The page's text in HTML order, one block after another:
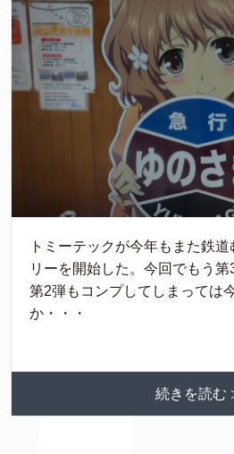
トミーテックが今年もまた鉄
リーを開始した。今回でもう
第2弾もコンプしてしまっては
か・・・
続きを読む